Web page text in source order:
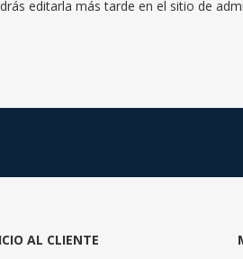
editarla más tarde en el sitio de
AL CLIENTE